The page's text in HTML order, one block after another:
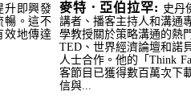
升即興發
暢。這不
效地傳達
麥特．亞伯拉罕: 史丹
講者、播客主持人和溝通
學教授關於策略溝通的熱
TED、世界經濟論壇和諾
人士合作。他的「Think
客節目已獲得數百萬次下
信與...